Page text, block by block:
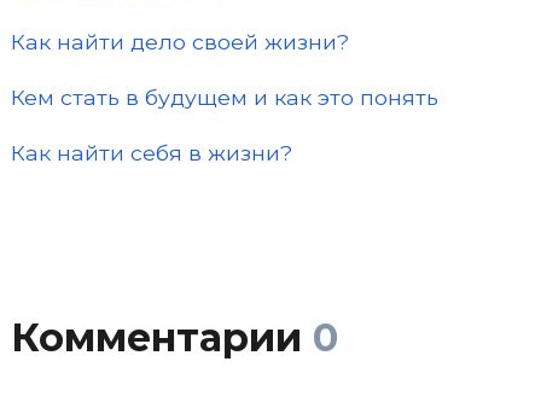
Как найти дело своей жизни?
Кем стать в будущем и как это понять
Как найти себя в жизни?
Комментарии 0